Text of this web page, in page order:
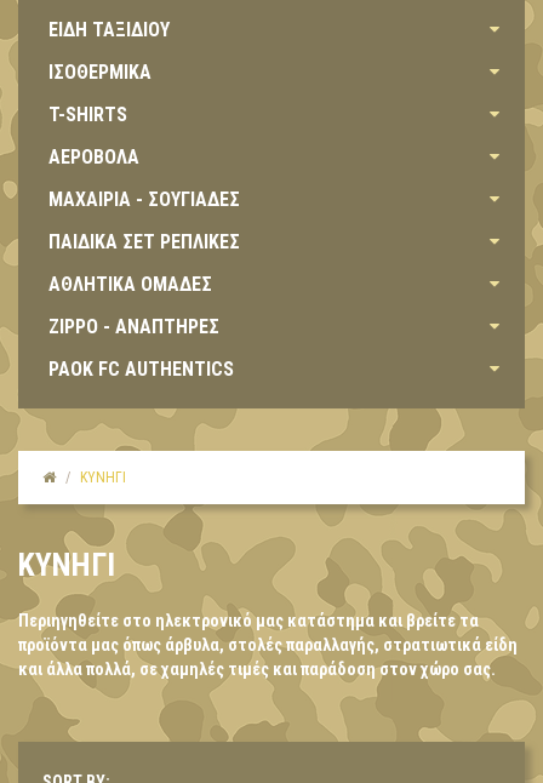
ΕΙΔΗ ΤΑΞΙΔΙΟΥ
ΙΣΟΘΕΡΜΙΚΑ
T-SHIRTS
ΑΕΡΟΒΟΛΑ
ΜΑΧΑΙΡΙΑ - ΣΟΥΓΙΑΔΕΣ
ΠΑΙΔΙΚΑ ΣΕΤ ΡΕΠΛΙΚΕΣ
ΑΘΛΗΤΙΚΑ ΟΜΑΔΕΣ
ZIPPO - ΑΝΑΠΤΗΡΕΣ
PAOK FC AUTHENTICS
ΚΥΝΗΓΙ
ΚΥΝΗΓΙ
Περιηγηθείτε στο ηλεκτρονικό μας κατάστημα και βρείτε τα
προϊόντα μας όπως άρβυλα, στολές παραλλαγής, στρατιωτικά είδη
και άλλα πολλά, σε χαμηλές τιμές και παράδοση στον χώρο σας.